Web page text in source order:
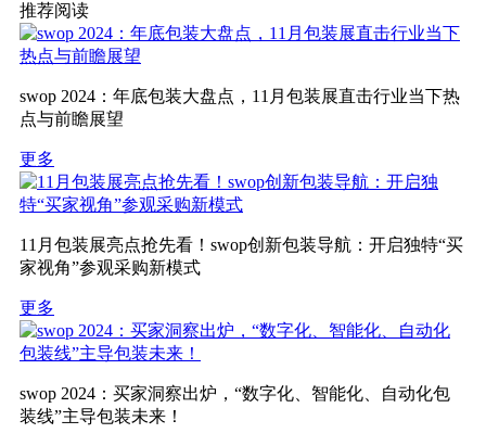
推荐阅读
swop 2024：年底包装大盘点，11月包装展直击行业当下热
点与前瞻展望
更多
11月包装展亮点抢先看！swop创新包装导航：开启独特“买
家视角”参观采购新模式
更多
swop 2024：买家洞察出炉，“数字化、智能化、自动化包
装线”主导包装未来！